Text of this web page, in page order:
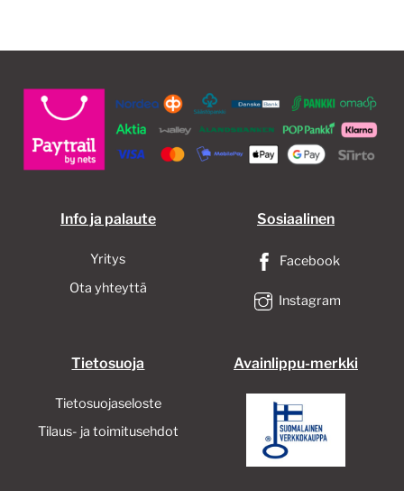
Info ja palaute
Yritys
Ota yhteyttä
Sosiaalinen
Facebook
Instagram
Tietosuoja
Tietosuojaseloste
Tilaus- ja toimitusehdot
Avainlippu-merkki